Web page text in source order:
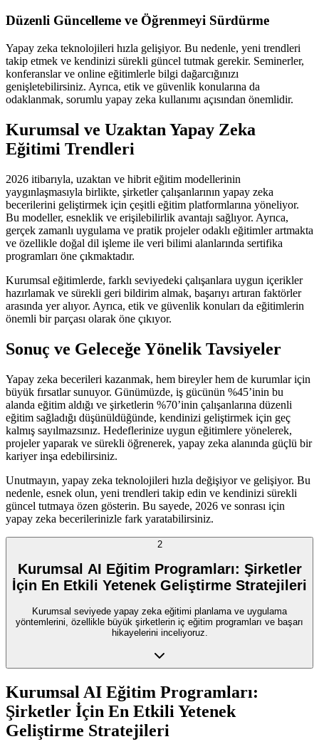
Düzenli Güncelleme ve Öğrenmeyi Sürdürme
Yapay zeka teknolojileri hızla gelişiyor. Bu nedenle, yeni trendleri
takip etmek ve kendinizi sürekli güncel tutmak gerekir. Seminerler,
konferanslar ve online eğitimlerle bilgi dağarcığınızı
genişletebilirsiniz. Ayrıca, etik ve güvenlik konularına da
odaklanmak, sorumlu yapay zeka kullanımı açısından önemlidir.
Kurumsal ve Uzaktan Yapay Zeka
Eğitimi Trendleri
2026 itibarıyla, uzaktan ve hibrit eğitim modellerinin
yaygınlaşmasıyla birlikte, şirketler çalışanlarının yapay zeka
becerilerini geliştirmek için çeşitli eğitim platformlarına yöneliyor.
Bu modeller, esneklik ve erişilebilirlik avantajı sağlıyor. Ayrıca,
gerçek zamanlı uygulama ve pratik projeler odaklı eğitimler artmakta
ve özellikle doğal dil işleme ile veri bilimi alanlarında sertifika
programları öne çıkmaktadır.
Kurumsal eğitimlerde, farklı seviyedeki çalışanlara uygun içerikler
hazırlamak ve sürekli geri bildirim almak, başarıyı artıran faktörler
arasında yer alıyor. Ayrıca, etik ve güvenlik konuları da eğitimlerin
önemli bir parçası olarak öne çıkıyor.
Sonuç ve Geleceğe Yönelik Tavsiyeler
Yapay zeka becerileri kazanmak, hem bireyler hem de kurumlar için
büyük fırsatlar sunuyor. Günümüzde, iş gücünün %45’inin bu
alanda eğitim aldığı ve şirketlerin %70’inin çalışanlarına düzenli
eğitim sağladığı düşünüldüğünde, kendinizi geliştirmek için geç
kalmış sayılmazsınız. Hedeflerinize uygun eğitimlere yönelerek,
projeler yaparak ve sürekli öğrenerek, yapay zeka alanında güçlü bir
kariyer inşa edebilirsiniz.
Unutmayın, yapay zeka teknolojileri hızla değişiyor ve gelişiyor. Bu
nedenle, esnek olun, yeni trendleri takip edin ve kendinizi sürekli
güncel tutmaya özen gösterin. Bu sayede, 2026 ve sonrası için
yapay zeka becerilerinizle fark yaratabilirsiniz.
2
Kurumsal AI Eğitim Programları: Şirketler
İçin En Etkili Yetenek Geliştirme Stratejileri
Kurumsal seviyede yapay zeka eğitimi planlama ve uygulama
yöntemlerini, özellikle büyük şirketlerin iç eğitim programları ve başarı
hikayelerini inceliyoruz.
Kurumsal AI Eğitim Programları:
Şirketler İçin En Etkili Yetenek
Geliştirme Stratejileri